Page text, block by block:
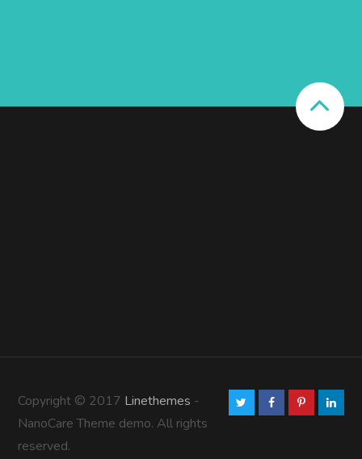
Copyright © 2017 Linethemes -
NanoCare Theme demo. All rights
reserved.